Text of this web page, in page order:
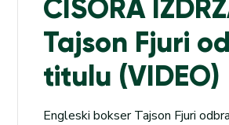
ČISORA
Tajson Fjuri
titulu (VIDEO)
Engleski bokser Tajson Fjuri